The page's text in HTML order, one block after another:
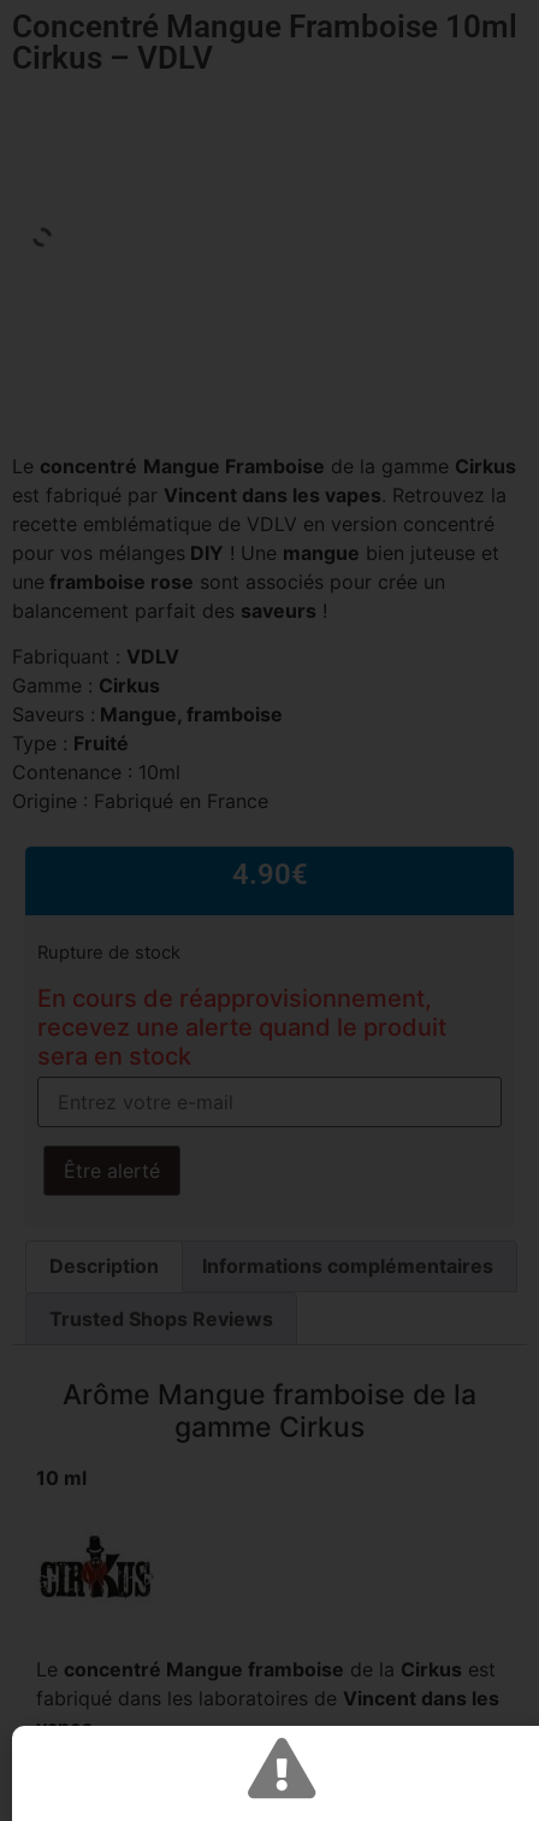
Concentré Mangue Framboise 10ml
Cirkus – VDLV
Le concentré Mangue Framboise de la gamme Cirkus
est fabriqué par Vincent dans les vapes. Retrouvez la
recette emblématique de VDLV en version concentré
pour vos mélanges DIY ! Une mangue bien juteuse et
une framboise rose sont associés pour crée un
balancement parfait des saveurs !
Fabriquant : VDLV
Gamme : Cirkus
Saveurs : Mangue, framboise
Type : Fruité
Contenance : 10ml
Origine : Fabriqué en France
4.90€
Rupture de stock
En cours de réapprovisionnement,
recevez une alerte quand le produit
sera en stock
Être alerté
Description Informations complémentaires
Trusted Shops Reviews
Arôme Mangue framboise de la
gamme Cirkus
10 ml
Le concentré Mangue framboise de la Cirkus est
fabriqué dans les laboratoires de Vincent dans les
vapes.
Retrouvez l’une des recettes emblématique de la
concentré d’arôme